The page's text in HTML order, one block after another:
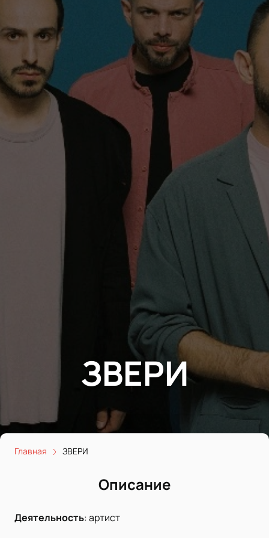
ЗВЕРИ
Главная ЗВЕРИ
Описание
Деятельность:артист